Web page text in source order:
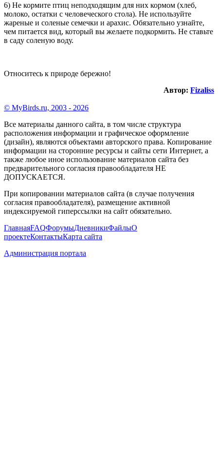
6) Не кормите птиц неподходящим для них кормом (хлеб,
молоко, остатки с человеческого стола). Не используйте
жареные и соленые семечки и арахис. Обязательно узнайте,
чем питается вид, который вы желаете подкормить. Не ставьте
в саду соленую воду.
Относитесь к природе бережно!
Автор: Fizaliss
© MyBirds.ru, 2003 - 2026
Все материалы данного сайта, в том числе структура
расположения информации и графическое оформление
(дизайн), являются объектами авторского права. Копирование
информации на сторонние ресурсы и сайты сети Интернет, а
также любое иное использование материалов сайта без
предварительного согласия правообладателя НЕ
ДОПУСКАЕТСЯ.
При копировании материалов сайта (в случае получения
согласия правообладателя), размещение активной
индексируемой гиперссылки на сайт обязательно.
ГлавнаяFAQФорумыДневникиФайлыО
проектеКонтактыКарта сайта
Администрация портала